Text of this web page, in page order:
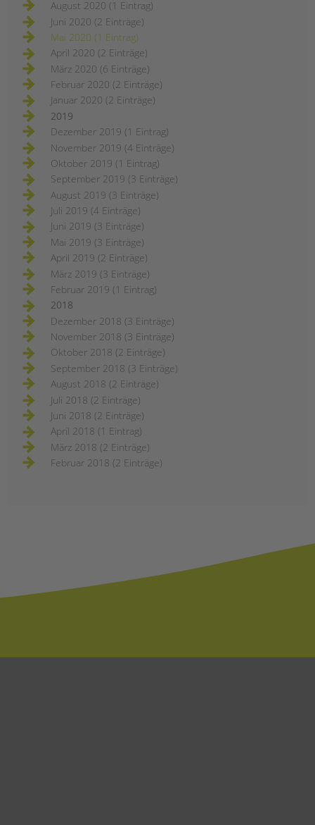
August 2020 (1 Eintrag)
Juni 2020 (2 Einträge)
Mai 2020 (1 Eintrag)
April 2020 (2 Einträge)
März 2020 (6 Einträge)
Februar 2020 (2 Einträge)
Januar 2020 (2 Einträge)
2019
Dezember 2019 (1 Eintrag)
November 2019 (4 Einträge)
Oktober 2019 (1 Eintrag)
September 2019 (3 Einträge)
August 2019 (3 Einträge)
Juli 2019 (4 Einträge)
Juni 2019 (3 Einträge)
Mai 2019 (3 Einträge)
April 2019 (2 Einträge)
März 2019 (3 Einträge)
Februar 2019 (1 Eintrag)
2018
Dezember 2018 (3 Einträge)
November 2018 (3 Einträge)
Oktober 2018 (2 Einträge)
September 2018 (3 Einträge)
August 2018 (2 Einträge)
Juli 2018 (2 Einträge)
Juni 2018 (2 Einträge)
April 2018 (1 Eintrag)
März 2018 (2 Einträge)
Februar 2018 (2 Einträge)